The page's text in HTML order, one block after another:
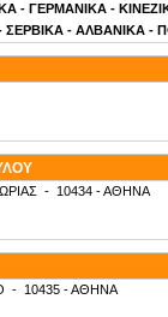
- ΓΕΡΜΑΝΙΚΑ -
- ΑΛΒΑΝΙΚΑ -
- 10434 - ΑΘΗΝΑ
- 10435 - ΑΘΗΝΑ